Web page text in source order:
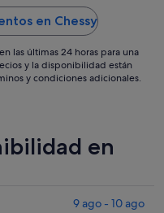
sept
en Chessy
las últimas 24 horas para una
y la disponibilidad están
y condiciones adicionales.
en
9 ago - 10 ago